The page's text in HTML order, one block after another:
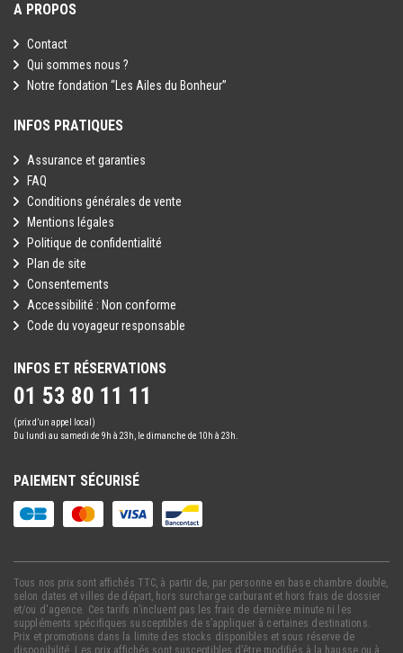
A PROPOS
Contact
Qui sommes nous ?
Notre fondation “Les Ailes du Bonheur”
INFOS PRATIQUES
Assurance et garanties
FAQ
Conditions générales de vente
Mentions légales
Politique de confidentialité
Plan de site
Consentements
Accessibilité : Non conforme
Code du voyageur responsable
INFOS ET RÉSERVATIONS
01 53 80 11 11
(prix d’un appel local)
Du lundi au samedi de 9h à 23h, le dimanche de 10h à 23h.
PAIEMENT SÉCURISÉ
Tous nos prix sont affichés TTC, à partir de, par personne en base chambre double,
selon dates et villes de départ, hors surcharge carburant et hors frais de dossier
et/ou d'agence. Ces tarifs n’incluent pas les frais de dernière minute ni les
suppléments spécifiques susceptibles de s’appliquer à certaines destinations.
Prix et promotions dans la limite des stocks disponibles et sous réserve de
disponibilité. Les prix affichés sont susceptibles d’être modifiés à la hausse ou à